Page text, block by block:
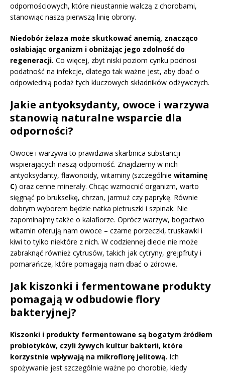
odpornościowych, które nieustannie walczą z chorobami,
stanowiąc naszą pierwszą linię obrony.
Niedobór żelaza może skutkować anemią, znacząco
osłabiając organizm i obniżając jego zdolność do
regeneracji. Co więcej, zbyt niski poziom cynku podnosi
podatność na infekcje, dlatego tak ważne jest, aby dbać o
odpowiednią podaż tych kluczowych składników odżywczych.
Jakie antyoksydanty, owoce i warzywa
stanowią naturalne wsparcie dla
odporności?
Owoce i warzywa to prawdziwa skarbnica substancji
wspierających naszą odporność. Znajdziemy w nich
antyoksydanty, flawonoidy, witaminy (szczególnie witaminę
C) oraz cenne minerały. Chcąc wzmocnić organizm, warto
sięgnąć po brukselkę, chrzan, jarmuż czy paprykę. Równie
dobrym wyborem będzie natka pietruszki i szpinak. Nie
zapominajmy także o kalafiorze. Oprócz warzyw, bogactwo
witamin oferują nam owoce – czarne porzeczki, truskawki i
kiwi to tylko niektóre z nich. W codziennej diecie nie może
zabraknąć również cytrusów, takich jak cytryny, grejpfruty i
pomarańcze, które pomagają nam dbać o zdrowie.
Jak kiszonki i fermentowane produkty
pomagają w odbudowie flory
bakteryjnej?
Kiszonki i produkty fermentowane są bogatym źródłem
probiotyków, czyli żywych kultur bakterii, które
korzystnie wpływają na mikroflorę jelitową. Ich
spożywanie jest szczególnie ważne po chorobie, kiedy